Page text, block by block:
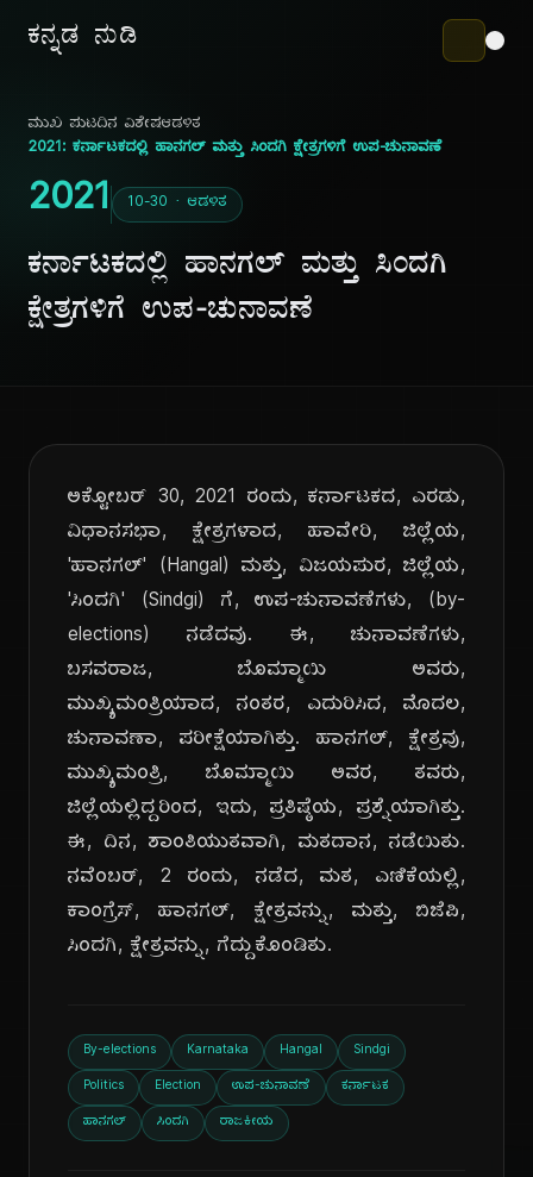
ಕನ್ನಡ ನುಡಿ
ಮುಖ ಪುಟದಿನ ವಿಶೇಷಆಡಳಿತ
2021: ಕರ್ನಾಟಕದಲ್ಲಿ ಹಾನಗಲ್ ಮತ್ತು ಸಿಂದಗಿ ಕ್ಷೇತ್ರಗಳಿಗೆ ಉಪ-ಚುನಾವಣೆ
2021 10-30 · ಆಡಳಿತ
ಕರ್ನಾಟಕದಲ್ಲಿ ಹಾನಗಲ್ ಮತ್ತು ಸಿಂದಗಿ
ಕ್ಷೇತ್ರಗಳಿಗೆ ಉಪ-ಚುನಾವಣೆ
ಅಕ್ಟೋಬರ್ 30, 2021 ರಂದು, ಕರ್ನಾಟಕದ, ಎರಡು,
ವಿಧಾನಸಭಾ, ಕ್ಷೇತ್ರಗಳಾದ, ಹಾವೇರಿ, ಜಿಲ್ಲೆಯ,
'ಹಾನಗಲ್' (Hangal) ಮತ್ತು, ವಿಜಯಪುರ, ಜಿಲ್ಲೆಯ,
'ಸಿಂದಗಿ' (Sindgi) ಗೆ, ಉಪ-ಚುನಾವಣೆಗಳು, (by-
elections) ನಡೆದವು. ಈ, ಚುನಾವಣೆಗಳು,
ಬಸವರಾಜ, ಬೊಮ್ಮಾಯಿ ಅವರು,
ಮುಖ್ಯಮಂತ್ರಿಯಾದ, ನಂತರ, ಎದುರಿಸಿದ, ಮೊದಲ,
ಚುನಾವಣಾ, ಪರೀಕ್ಷೆಯಾಗಿತ್ತು. ಹಾನಗಲ್, ಕ್ಷೇತ್ರವು,
ಮುಖ್ಯಮಂತ್ರಿ, ಬೊಮ್ಮಾಯಿ ಅವರ, ತವರು,
ಜಿಲ್ಲೆಯಲ್ಲಿದ್ದರಿಂದ, ಇದು, ಪ್ರತಿಷ್ಠೆಯ, ಪ್ರಶ್ನೆಯಾಗಿತ್ತು.
ಈ, ದಿನ, ಶಾಂತಿಯುತವಾಗಿ, ಮತದಾನ, ನಡೆಯಿತು.
ನವೆಂಬರ್, 2 ರಂದು, ನಡೆದ, ಮತ, ಎಣಿಕೆಯಲ್ಲಿ,
ಕಾಂಗ್ರೆಸ್, ಹಾನಗಲ್, ಕ್ಷೇತ್ರವನ್ನು, ಮತ್ತು, ಬಿಜೆಪಿ,
ಸಿಂದಗಿ, ಕ್ಷೇತ್ರವನ್ನು, ಗೆದ್ದುಕೊಂಡಿತು.
By-elections Karnataka Hangal Sindgi
Politics Election ಉಪ-ಚುನಾವಣೆ ಕರ್ನಾಟಕ
ಹಾನಗಲ್ ಸಿಂದಗಿ ರಾಜಕೀಯ